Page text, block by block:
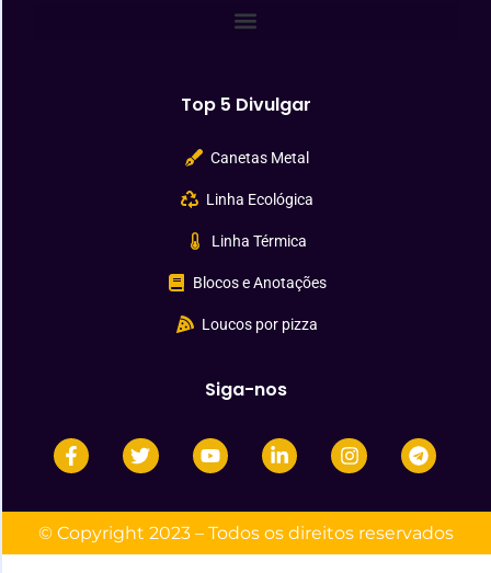
Top 5 Divulgar
Canetas Metal
Linha Ecológica
Linha Térmica
Blocos e Anotações
Loucos por pizza
Siga-nos
© Copyright 2023 – Todos os direitos reservados